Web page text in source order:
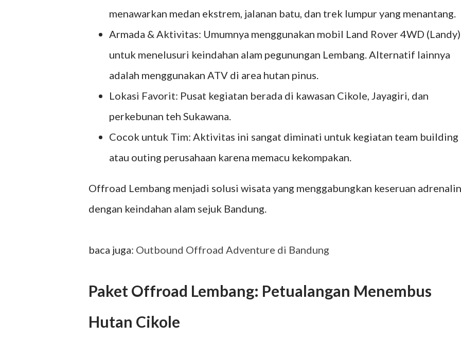
menawarkan medan ekstrem, jalanan batu, dan trek lumpur yang menantang.
Armada & Aktivitas: Umumnya menggunakan mobil Land Rover 4WD (Landy)
untuk menelusuri keindahan alam pegunungan Lembang. Alternatif lainnya
adalah menggunakan ATV di area hutan pinus.
Lokasi Favorit: Pusat kegiatan berada di kawasan Cikole, Jayagiri, dan
perkebunan teh Sukawana.
Cocok untuk Tim: Aktivitas ini sangat diminati untuk kegiatan team building
atau outing perusahaan karena memacu kekompakan.
Offroad Lembang menjadi solusi wisata yang menggabungkan keseruan adrenalin
dengan keindahan alam sejuk Bandung.
baca juga: Outbound Offroad Adventure di Bandung
Paket Offroad Lembang: Petualangan Menembus
Hutan Cikole